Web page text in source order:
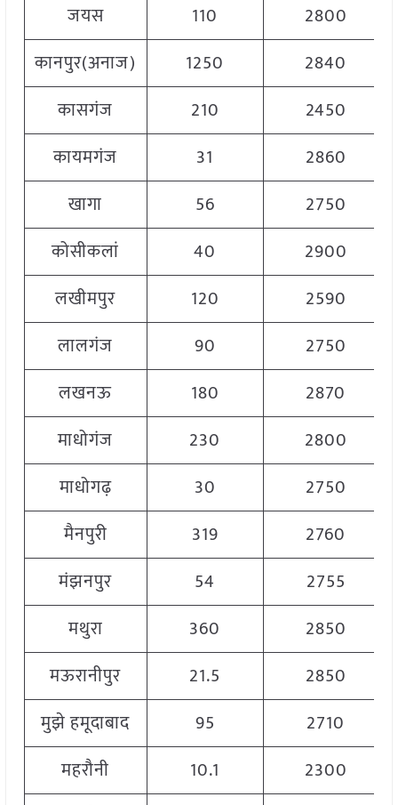
जयस
110
2800
कानपुर(अनाज)
1250
2840
कासगंज
210
2450
कायमगंज
31
2860
खागा
56
2750
कोसीकलां
40
2900
लखीमपुर
120
2590
लालगंज
90
2750
लखनऊ
180
2870
माधोगंज
230
2800
माधोगढ़
30
2750
मैनपुरी
319
2760
मंझनपुर
54
2755
मथुरा
360
2850
मऊरानीपुर
21.5
2850
मुझे हमूदाबाद
95
2710
महरौनी
10.1
2300